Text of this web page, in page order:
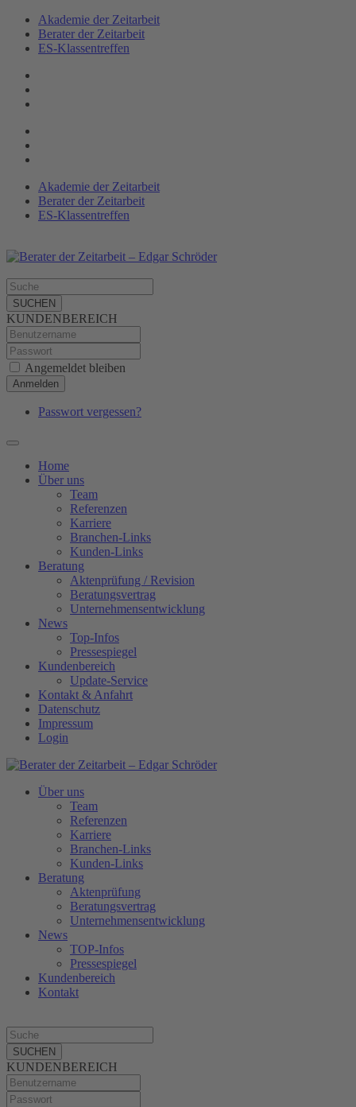
Akademie der Zeitarbeit
Berater der Zeitarbeit
ES-Klassen­treffen
Akademie der Zeitarbeit
Berater der Zeitarbeit
ES-Klassentreffen
SUCHEN
KUNDENBEREICH
Angemeldet bleiben
Anmelden
Passwort vergessen?
Home
Über uns
Team
Referenzen
Karriere
Branchen-Links
Kunden-Links
Beratung
Aktenprüfung / Revision
Beratungsvertrag
Unternehmensentwicklung
News
Top-Infos
Pressespiegel
Kundenbereich
Update-Service
Kontakt & Anfahrt
Datenschutz
Impressum
Login
Über uns
Team
Referenzen
Karriere
Branchen-Links
Kunden-Links
Beratung
Aktenprüfung
Beratungsvertrag
Unternehmensentwicklung
News
TOP-Infos
Pressespiegel
Kundenbereich
Kontakt
SUCHEN
KUNDENBEREICH